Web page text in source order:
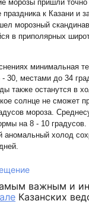
морозы пришли
праздника к Казани и
морозный
в приполярных
минимальная
- 30, местами до 34
также останутся в
солнце не сможет
мороза.
на 8 - 10 градусов.
аномальный холод
важным и
Казанских